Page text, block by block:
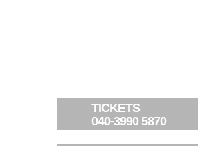
TICKETS
040-3990 5870